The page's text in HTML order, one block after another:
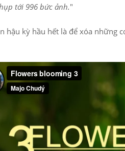
tới 996 bức ảnh."
hậu kỳ hầu hết là để xóa những